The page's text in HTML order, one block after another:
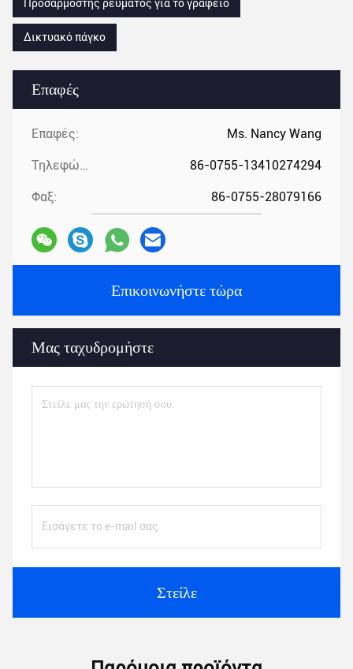
Επαφές
Επαφές: Ms. Nancy Wang
Τηλεφώνημα: 86-0755-13410274294
Φαξ: 86-0755-28079166
Επικοινωνήστε τώρα
Μας ταχυδρομήστε
Στείλε
Προσαρμοστής ρεύματος για το γραφείο
Δικτυακό πάγκο